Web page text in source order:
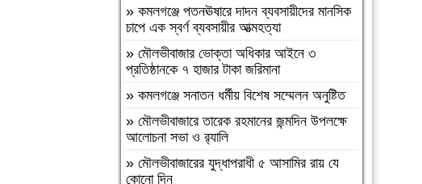
»বগুড়া আদমদীঘিতে হিন্দু গৃহবধূকে শ্লীলতাহানির
চেষ্টার অভিযোগে গ্রেপ্তার-১
»দশ বছ‌রে গ্রামীণ‌ফো‌সের মাইজিপি অ্যাপ
বগুড়া আদমদীঘিতে বাসা বাড়ীতে দুঃসাহসিক চুরি
সংঘটিত
»দুপচাঁচিয়া ট্রেনে কাটা পড়ে যুবকের মৃত্যু
চারপাশে সবকিছু আগের মতোই আছে, শুধু
তোমরাই নেই”—উলুয়াইল মাদ্রাসায় আলিম
»কমলগঞ্জে পতনঊষারে দাদন ব্যবসায়ীদের মানসিক
চাপে এক স্বর্ণ ব্যবসায়ীর আত্মহত্যা
»মৌলভীবাজার ভোক্তা অধিকার আইনে ৩
প্রতিষ্ঠানকে ৭ হাজার টাকা জরিমানা
»কমলগঞ্জে সনাতন ধর্মীয় বিশেষ সম্মেলন অনুষ্টিত
»মৌলভীবাজারে তারেক রহমানের জন্মদিন উপলক্ষে
আলোচনা সভা ও র‌্যালি
»মৌলভীবাজারের যুদ্ধাপরাধী ৫ আসামির রায় যে
কোনো দিন